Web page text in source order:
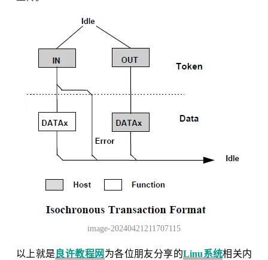
image-20240421211707115
以上就是 良许教程网 为各位朋友分享的Linu系统相关内